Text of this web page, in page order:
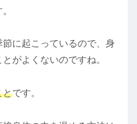
に起こっているので、身
がよくないのですね。
とです。